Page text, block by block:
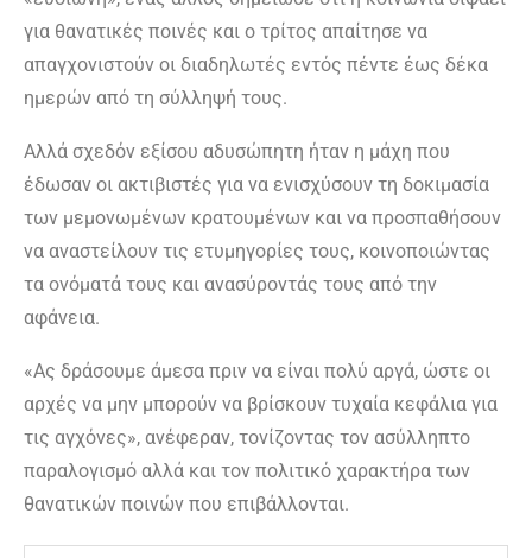
για θανατικές ποινές και ο τρίτος απαίτησε να
απαγχονιστούν οι διαδηλωτές εντός πέντε έως δέκα
ημερών από τη σύλληψή τους.
Αλλά σχεδόν εξίσου αδυσώπητη ήταν η μάχη που
έδωσαν οι ακτιβιστές για να ενισχύσουν τη δοκιμασία
των μεμονωμένων κρατουμένων και να προσπαθήσουν
να αναστείλουν τις ετυμηγορίες τους, κοινοποιώντας
τα ονόματά τους και ανασύροντάς τους από την
αφάνεια.
«Ας δράσουμε άμεσα πριν να είναι πολύ αργά, ώστε οι
αρχές να μην μπορούν να βρίσκουν τυχαία κεφάλια για
τις αγχόνες», ανέφεραν, τονίζοντας τον ασύλληπτο
παραλογισμό αλλά και τον πολιτικό χαρακτήρα των
θανατικών ποινών που επιβάλλονται.